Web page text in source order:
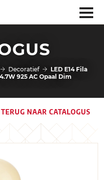
Decoratief
LED E14 Fila
925 AC Opaal Dim
TERUG NAAR CATALOGUS